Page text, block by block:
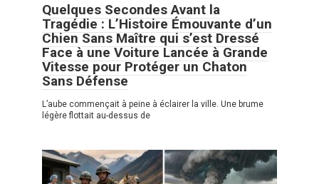
Quelques Secondes Avant la
Tragédie : L’Histoire Émouvante d’un
Chien Sans Maître qui s’est Dressé
Face à une Voiture Lancée à Grande
Vitesse pour Protéger un Chaton
Sans Défense
L’aube commençait à peine à éclairer la ville. Une brume
légère flottait au-dessus de